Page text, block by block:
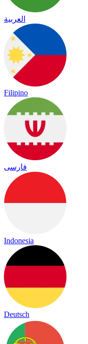
العربية
Filipino
فارسی
Indonesia
Deutsch